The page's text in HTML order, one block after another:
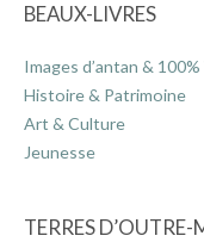
BEAUX-LIVRES
Images d’antan &
Histoire & Patrimoine
Art & Culture
Jeunesse
TERRES D’OUTRE-